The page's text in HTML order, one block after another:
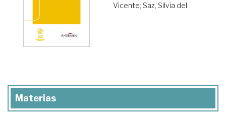
Vicente; Saz, Silvia del
Materias